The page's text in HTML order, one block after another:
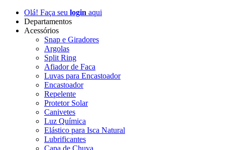
Olá! Faça seu login aqui
Departamentos
Acessórios
Snap e Giradores
Argolas
Split Ring
Afiador de Faca
Luvas para Encastoador
Encastoador
Repelente
Protetor Solar
Canivetes
Luz Química
Elástico para Isca Natural
Lubrificantes
Capa de Chuva